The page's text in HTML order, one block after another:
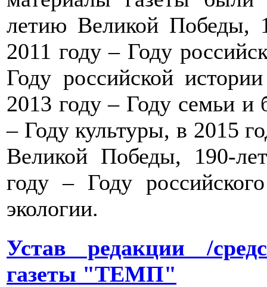
летию Великой Победы,
2011 году – Году
Году российской
2013 году – Году семьи и
– Году культуры, в 2015
Великой Победы, 190-
году – Году
экологии.
Устав редакции /
газеты "ТЕМП"